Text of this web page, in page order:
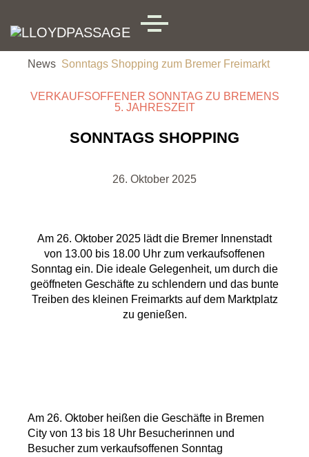
MENU
News Sonntags Shopping zum Bremer Freimarkt
VERKAUFSOFFENER SONNTAG ZU BREMENS
5. JAHRESZEIT
SONNTAGS SHOPPING
26. Oktober 2025
Am 26. Oktober 2025 lädt die Bremer Innenstadt
von 13.00 bis 18.00 Uhr zum verkaufsoffenen
Sonntag ein. Die ideale Gelegenheit, um durch die
geöffneten Geschäfte zu schlendern und das bunte
Treiben des kleinen Freimarkts auf dem Marktplatz
zu genießen.
Am 26. Oktober heißen die Geschäfte in Bremen
City von 13 bis 18 Uhr Besucherinnen und
Besucher zum verkaufsoffenen Sonntag